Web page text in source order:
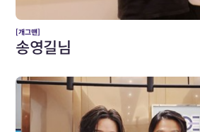
[개그맨]
송영길님